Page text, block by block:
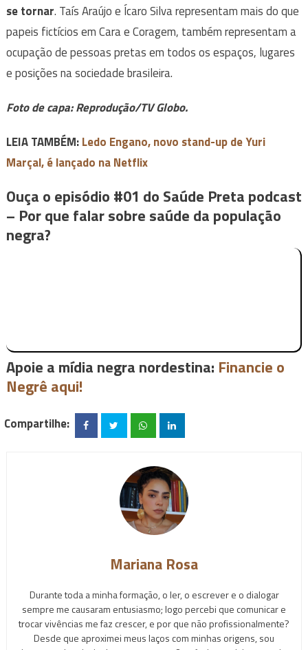
se tornar. Taís Araújo e Ícaro Silva representam mais do que
papeis fictícios em Cara e Coragem, também representam a
ocupação de pessoas pretas em todos os espaços, lugares
e posições na sociedade brasileira.
Foto de capa: Reprodução/TV Globo.
LEIA TAMBÉM:Ledo Engano, novo stand-up de Yuri
Marçal, é lançado na Netflix
Ouça o episódio #01 do Saúde Preta podcast
– Por que falar sobre saúde da população
negra?
Apoie a mídia negra nordestina: Financie o
Negrê aqui!
Compartilhe:
Mariana Rosa
Durante toda a minha formação, o ler, o escrever e o dialogar
sempre me causaram entusiasmo; logo percebi que comunicar e
trocar vivências me faz crescer, e por que não profissionalmente?
Desde que aproximei meus laços com minhas origens, sou